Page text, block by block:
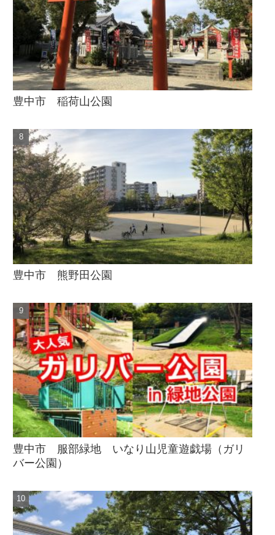
豊中市 稲荷山公園
豊中市 熊野田公園
豊中市 服部緑地 いなり山児童遊戯場（ガリ
バー公園）